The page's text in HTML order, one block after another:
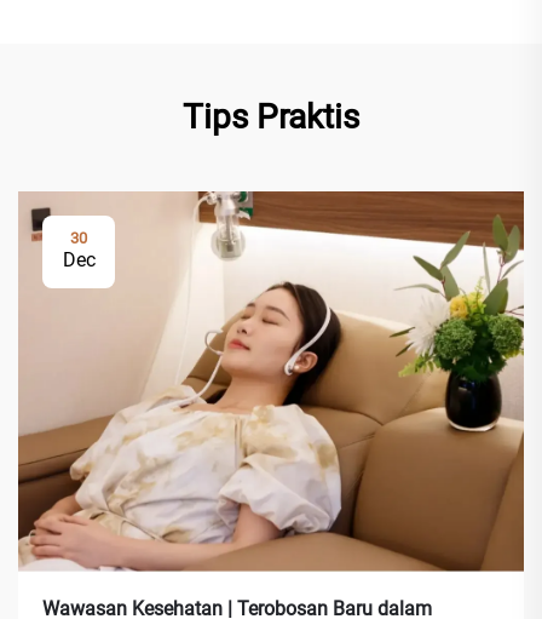
Tips Praktis
30
Dec
Wawasan Kesehatan | Terobosan Baru dalam